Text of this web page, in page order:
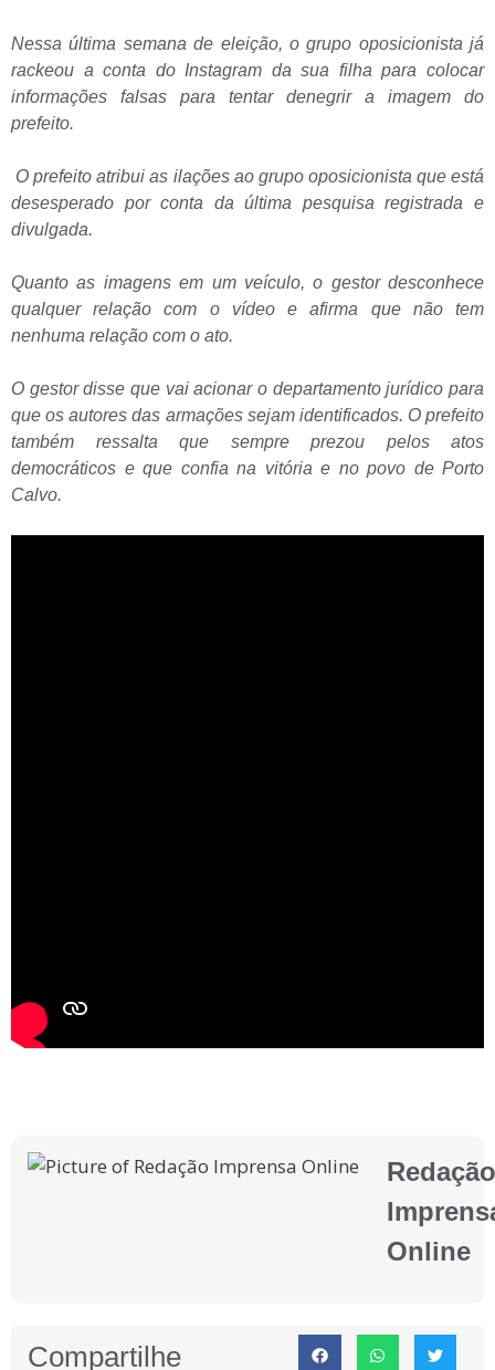
Nessa última semana de eleição, o grupo oposicionista já
rackeou a conta do Instagram da sua filha para colocar
informações falsas para tentar denegrir a imagem do
prefeito.
O prefeito atribui as ilações ao grupo oposicionista que está
desesperado por conta da última pesquisa registrada e
divulgada.
Quanto as imagens em um veículo, o gestor desconhece
qualquer relação com o vídeo e afirma que não tem
nenhuma relação com o ato.
O gestor disse que vai acionar o departamento jurídico para
que os autores das armações sejam identificados. O prefeito
também ressalta que sempre prezou pelos atos
democráticos e que confia na vitória e no povo de Porto
Calvo.
Redação
Online
Compartilhe